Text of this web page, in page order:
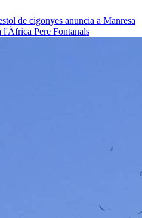
de cigonyes anuncia a Manresa
l'Àfrica Pere Fontanals